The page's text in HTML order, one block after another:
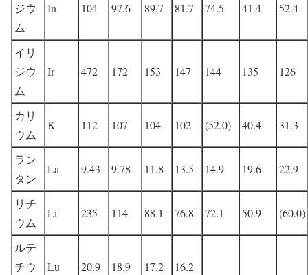
ジウ
ム
In 104 97.6 89.7 81.7 74.5 41.4 52.4
イリ
ジウ
ム
Ir 472 172 153 147 144 135 126
カリ
ウム
K 112 107 104 102 (52.0) 40.4 31.3
ラン
タン
La 9.43 9.78 11.8 13.5 14.9 19.6 22.9
リチ
ウム
Li 235 114 88.1 76.8 72.1 50.9 (60.0)
ルテ
チウ
Lu 20.9 18.9 17.2 16.2